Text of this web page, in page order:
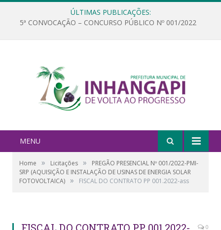
ÚLTIMAS PUBLICAÇÕES:
5ª CONVOCAÇÃO – CONCURSO PÚBLICO Nº 001/2022
MENU
Home » Licitações »
PREGÃO PRESENCIAL Nº 001/2022-PMI-
SRP (AQUISIÇÃO E INSTALAÇÃO DE USINAS DE ENERGIA SOLAR
FOTOVOLTAICA) » FISCAL DO CONTRATO PP 001.2022-ass
FISCAL DO CONTRATO PP 001.2022-
0